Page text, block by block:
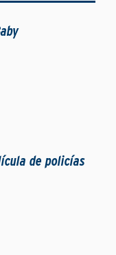
de policías